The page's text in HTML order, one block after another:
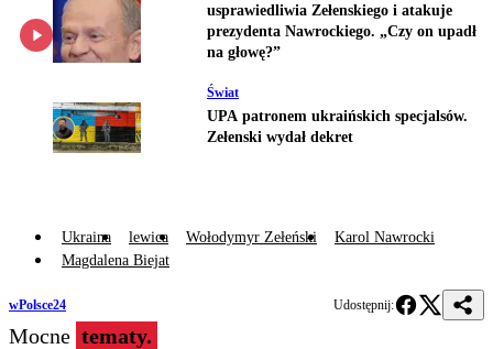
usprawiedliwia Zełenskiego i atakuje
prezydenta Nawrockiego. „Czy on upadł
na głowę?”
Świat
UPA patronem ukraińskich specjalsów.
Zełenski wydał dekret
Ukraina lewica Wołodymyr Zełeński
Karol Nawrocki
Magdalena Biejat
wPolsce24 Udostępnij:
Mocne tematy.